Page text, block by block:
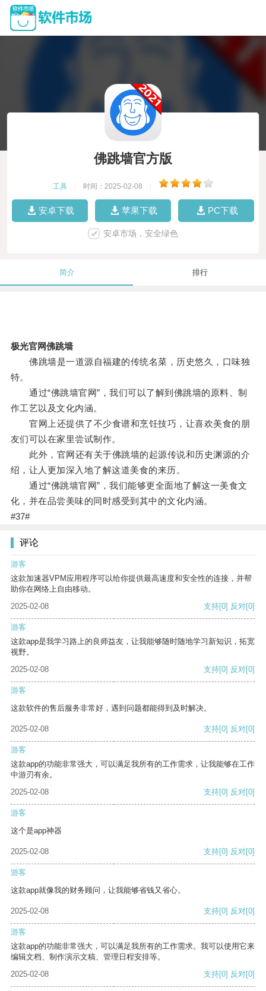
佛跳墙官方版
工具 时间：2025-02-08
安卓下载 苹果下载 PC下载
安卓市场，安全绿色
简介 排行
极光官网佛跳墙
佛跳墙是一道源自福建的传统名菜，历史悠久，口味独
特。
通过“佛跳墙官网”，我们可以了解到佛跳墙的原料、制
作工艺以及文化内涵。
官网上还提供了不少食谱和烹饪技巧，让喜欢美食的朋
友们可以在家里尝试制作。
此外，官网还有关于佛跳墙的起源传说和历史渊源的介
绍，让人更加深入地了解这道美食的来历。
通过“佛跳墙官网”，我们能够更全面地了解这一美食文
化，并在品尝美味的同时感受到其中的文化内涵。
#37#
评论
游客
这款加速器VPM应用程序可以给你提供最高速度和安全性的连接，并帮
助你在网络上自由移动。
2025-02-08
支持[0] 反对[0]
游客
这款app是我学习路上的良师益友，让我能够随时随地学习新知识，拓宽
视野。
2025-02-08
支持[0] 反对[0]
游客
这款软件的售后服务非常好，遇到问题都能得到及时解决。
2025-02-08 支持[0] 反对[0]
游客
这款app的功能非常强大，可以满足我所有的工作需求，让我能够在工作
中游刃有余。
2025-02-08
支持[0] 反对[0]
游客
这个是app神器
2025-02-08 支持[0] 反对[0]
游客
这款app就像我的财务顾问，让我能够省钱又省心。
2025-02-08 支持[0] 反对[0]
游客
这款app的功能非常强大，可以满足我所有的工作需求。我可以使用它来
编辑文档、制作演示文稿、管理日程安排等。
2025-02-08
支持[0] 反对[0]